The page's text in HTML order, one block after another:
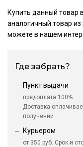
Купить данный товар
аналогичный товар из
можете в нашем
Где забрать?
Пункт выдачи
предоплата 100%
Доставка
получении
Курьером
от 350 руб. Срок и